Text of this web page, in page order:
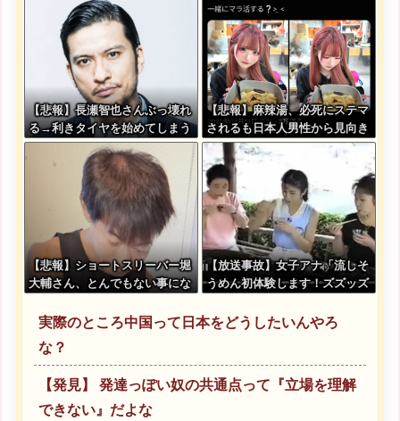
【悲報】長瀬智也さんぶっ壊れ
る→利きタイヤを始めてしまう
ｗｗｗｗｗ
【悲報】麻辣湯、必死にステマ
されるも日本人男性から見向き
もされない・・・
【悲報】ショートスリーバー堀
大輔さん、とんでもない事にな
【放送事故】女子アナ「流しそ
うめん初体験します！ズズッズ
実際のところ中国って日本をどうしたいんやろ
な？
【発見】 発達っぽい奴の共通点って『立場を理解
できない』だよな